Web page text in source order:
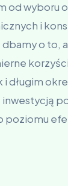
od wyboru
i
o to,
długim
poziomu